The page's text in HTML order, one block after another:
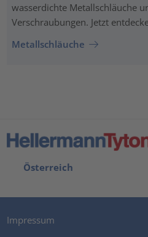
wasserdichte Metallschläuche
Verschraubungen. Jetzt
Metallschläuche
Österreich
Impressum